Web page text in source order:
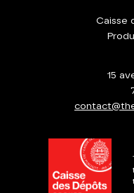
Caisse
15